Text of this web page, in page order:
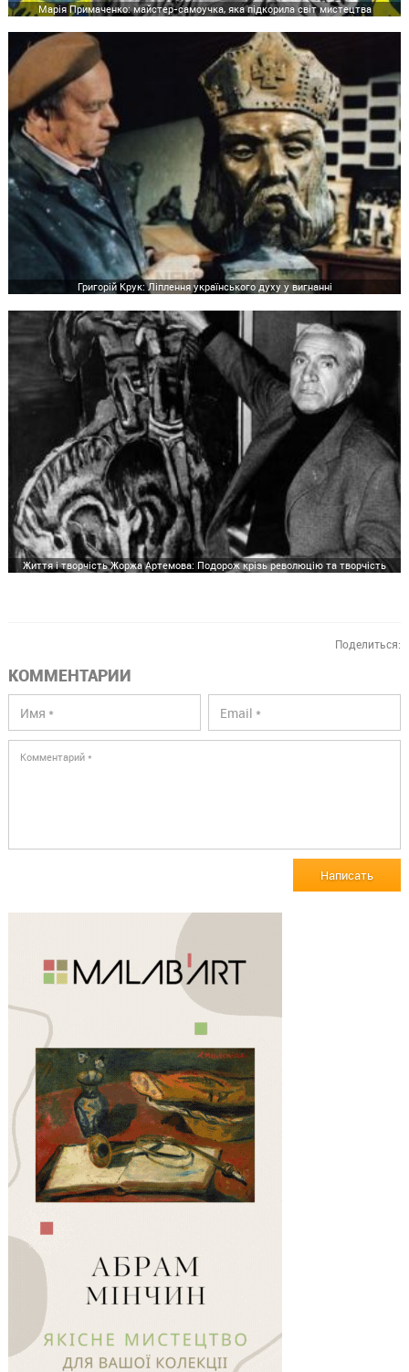
Марія Примаченко: майстер-самоучка, яка підкорила світ мистецтва
Григорій Крук: Ліплення українського духу у вигнанні
Життя і творчість Жоржа Артемова: Подорож крізь революцію та творчість
Поделиться:
КОММЕНТАРИИ
Написать